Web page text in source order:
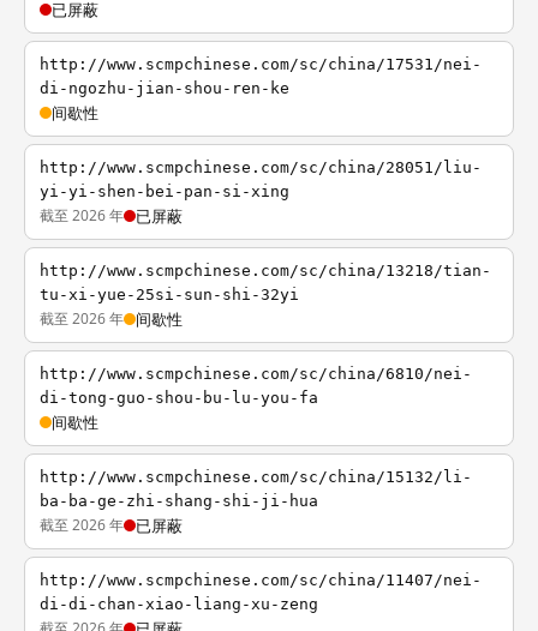
已屏蔽
http://www.scmpchinese.com/sc/china/17531/nei-
di-ngozhu-jian-shou-ren-ke
间歇性
http://www.scmpchinese.com/sc/china/28051/liu-
yi-yi-shen-bei-pan-si-xing
截至 2026 年 已屏蔽
http://www.scmpchinese.com/sc/china/13218/tian-
tu-xi-yue-25si-sun-shi-32yi
截至 2026 年 间歇性
http://www.scmpchinese.com/sc/china/6810/nei-
di-tong-guo-shou-bu-lu-you-fa
间歇性
http://www.scmpchinese.com/sc/china/15132/li-
ba-ba-ge-zhi-shang-shi-ji-hua
截至 2026 年 已屏蔽
http://www.scmpchinese.com/sc/china/11407/nei-
di-di-chan-xiao-liang-xu-zeng